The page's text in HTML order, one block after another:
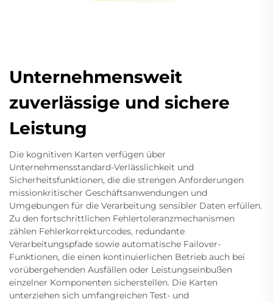
Unternehmensweit
zuverlässige und sichere
Leistung
Die kognitiven Karten verfügen über
Unternehmensstandard-Verlässlichkeit und
Sicherheitsfunktionen, die die strengen Anforderungen
missionkritischer Geschäftsanwendungen und
Umgebungen für die Verarbeitung sensibler Daten erfüllen.
Zu den fortschrittlichen Fehlertoleranzmechanismen
zählen Fehlerkorrekturcodes, redundante
Verarbeitungspfade sowie automatische Failover-
Funktionen, die einen kontinuierlichen Betrieb auch bei
vorübergehenden Ausfällen oder Leistungseinbußen
einzelner Komponenten sicherstellen. Die Karten
unterziehen sich umfangreichen Test- und